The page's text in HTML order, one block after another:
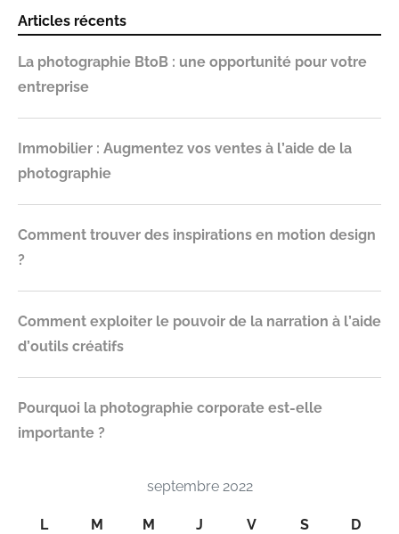
Articles récents
La photographie BtoB : une opportunité pour votre
entreprise
Immobilier : Augmentez vos ventes à l’aide de la
photographie
Comment trouver des inspirations en motion design
?
Comment exploiter le pouvoir de la narration à l’aide
d’outils créatifs
Pourquoi la photographie corporate est-elle
importante ?
septembre 2022
L M M J V S D